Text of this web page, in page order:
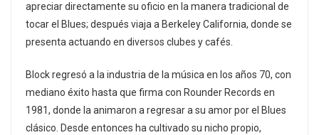
apreciar directamente su oficio en la manera tradicional de
tocar el Blues; después viaja a Berkeley California, donde se
presenta actuando en diversos club​es y cafés.
Block regresó a la industria de la música en los años 70, con
mediano éxito hasta que firma con Rounder Records en
1981, donde la animaron a regresar a su amor por el Blues
clásico. Desde entonces ha cultivado su nicho propio,